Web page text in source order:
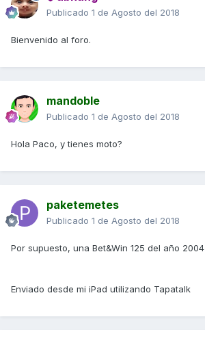
Publicado 1 de Agosto del 2018
Bienvenido al foro.
mandoble
Publicado 1 de Agosto del 2018
Hola Paco, y tienes moto?
paketemetes
Publicado 1 de Agosto del 2018
Por supuesto, una Bet&Win 125 del año 2004
Enviado desde mi iPad utilizando Tapatalk